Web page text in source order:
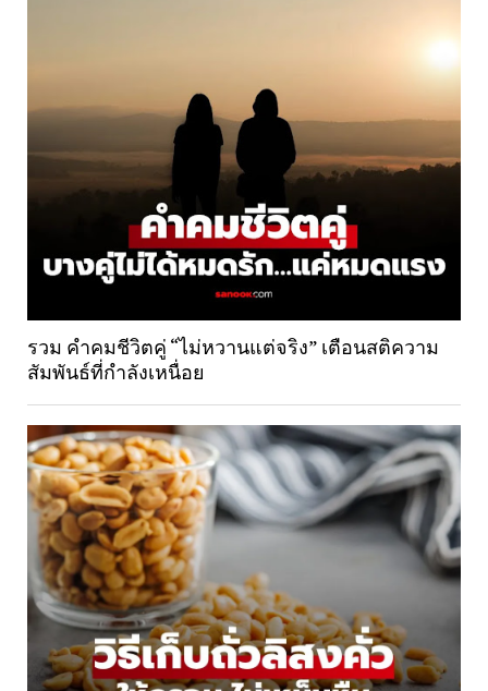
รวม คำคมชีวิตคู่ “ไม่หวานแต่จริง” เตือนสติความ
สัมพันธ์ที่กำลังเหนื่อย